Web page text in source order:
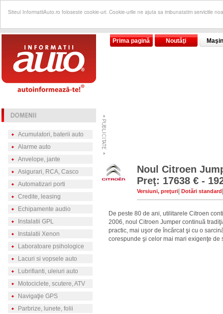
Siteul InformatiiAuto.ro foloseste cookie-uri. Cookie-urile ne ajuta sa imbunatatim serviciile
Prima pagină Noutăţi
Acumulatori, baterii auto
Alarme auto
Anvelope, jante
Asigurari, RCA, Casco
Automatizari porti
Credite, leasing
Echipamente audio
Instalatii GPL
Instalatii Xenon
Laboratoare psihologice
Lacuri si vopsele auto
Lubrifianti, uleiuri auto
Motociclete, scutere, ATV
Navigaţie GPS
Parbrize, lunete, folii
Noul Citroen
Preţ: 17638 € -
Versiuni, preţuri Dotări standard
De peste 80 de ani, utilitarele Citroen
2006, noul Citroen Jumper continuă
practic, mai uşor de încărcat şi cu o
corespunde şi celor mai mari exigenţe de